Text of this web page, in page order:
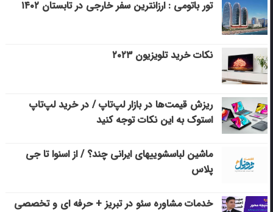
تور باتومی : ارزانترین سفر خارجی در تابستان ۱۴۰۲
نکات خرید تلویزیون ۲۰۲۳
ریزش قیمت‌ها در بازار لپ‌تاپ / در خرید لپ‌تاپ
استوک به این نکات توجه کنید
ماشین لباسشویی‎های ایرانی چند؟ / از اسنوا تا جی
پلاس
خدمات مشاوره سئو در تبریز + حرفه ای و تخصصی